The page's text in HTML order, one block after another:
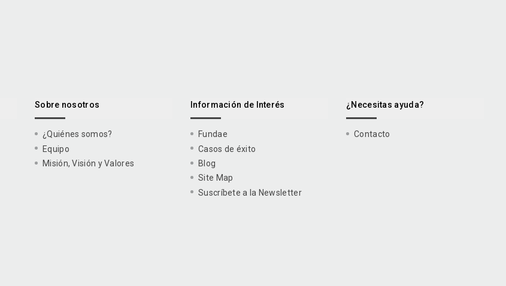
Sobre nosotros
¿Quiénes somos?
Equipo
Misión, Visión y Valores
Información de Interés
Fundae
Casos de éxito
Blog
Site Map
Suscríbete a la Newsletter
¿Necesitas ayuda?
Contacto